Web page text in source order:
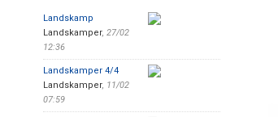
Landskamp
Landskamper, 27/02
12:36
Landskamper 4/4
Landskamper, 11/02
07:59